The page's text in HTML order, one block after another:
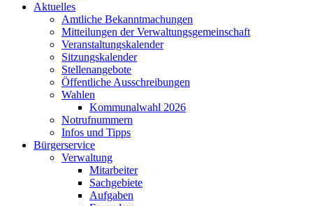
Aktuelles
Amtliche Bekanntmachungen
Mitteilungen der Verwaltungsgemeinschaft
Veranstaltungskalender
Sitzungskalender
Stellenangebote
Öffentliche Ausschreibungen
Wahlen
Kommunalwahl 2026
Notrufnummern
Infos und Tipps
Bürgerservice
Verwaltung
Mitarbeiter
Sachgebiete
Aufgaben